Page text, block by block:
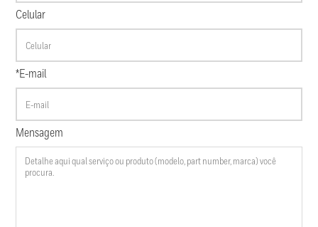
Celular
*E-mail
Mensagem